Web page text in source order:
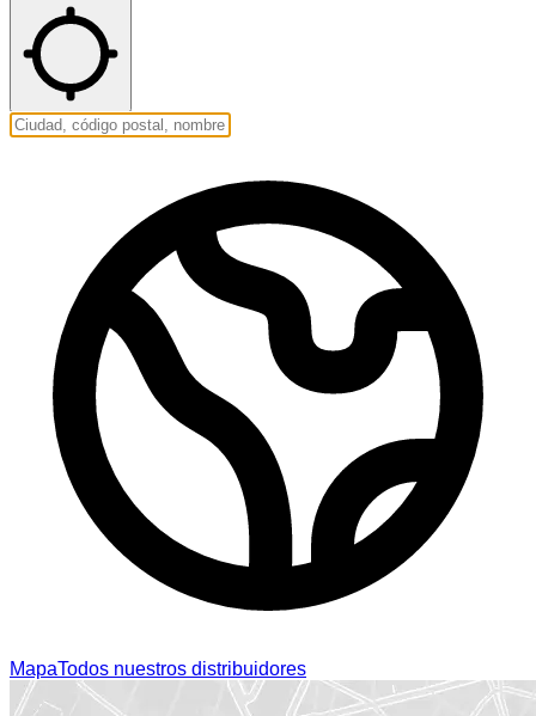
MapaTodos nuestros distribuidores